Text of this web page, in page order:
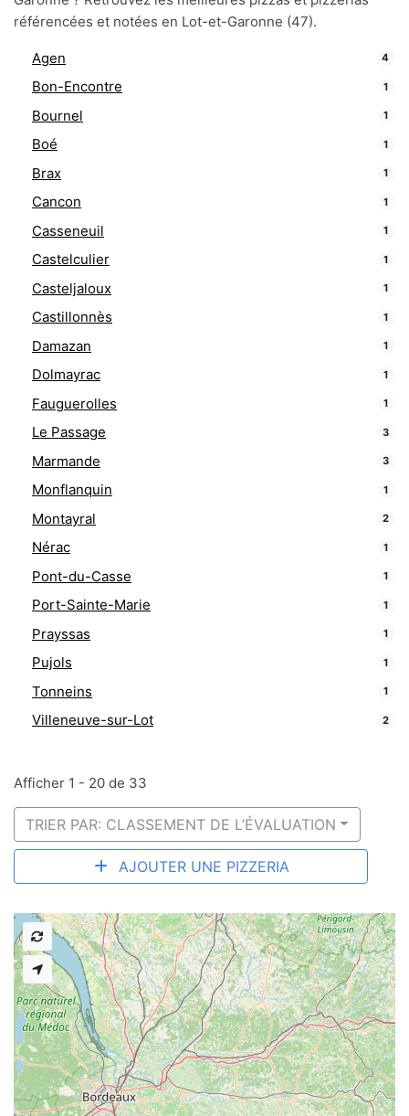
référencées et notées en Lot-et-Garonne (47).
Agen 4
Bon-Encontre 1
Bournel 1
Boé 1
Brax 1
Cancon 1
Casseneuil 1
Castelculier 1
Casteljaloux 1
Castillonnès 1
Damazan 1
Dolmayrac 1
Fauguerolles 1
Le Passage 3
Marmande 3
Monflanquin 1
Montayral 2
Nérac 1
Pont-du-Casse 1
Port-Sainte-Marie 1
Prayssas 1
Pujols 1
Tonneins 1
Villeneuve-sur-Lot 2
Afficher 1 - 20 de 33
TRIER PAR: CLASSEMENT DE L’ÉVALUATION
AJOUTER UNE PIZZERIA